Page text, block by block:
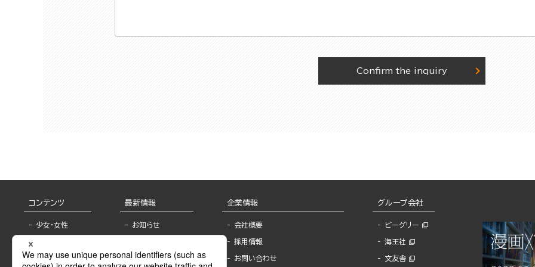
Confirm the inquiry
コンテンツ
少女・女性
BL
最新情報
お知らせ
報
企業情報
会社概要
採用情報
お問い合わせ
グループ会社
ビーグリー
海王社
文友舎